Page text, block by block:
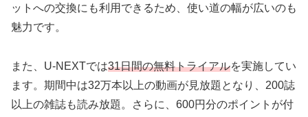
ットへの交換にも利用できるため、使い道の幅が広いのも
魅力です。
また、U-NEXTでは31日間の無料トライアルを実施してい
ます。期間中は32万本以上の動画が見放題となり、200誌
以上の雑誌も読み放題。さらに、600円分のポイントが付